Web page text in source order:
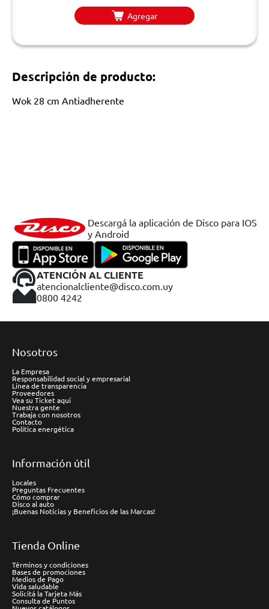
Agregar
Descripción de producto:
Wok 28 cm Antiadherente
Descargá la aplicación de Disco para IOS
y Android
ATENCIÓN AL CLIENTE
atencionalcliente@disco.com.uy
0800 4242
Nosotros
La Empresa
Responsabilidad social y empresarial
Línea de transparencia
Proveedores
Vea su Ticket aquí
Nuestra gente
Trabaja con nosotros
Contacto
Política energética
Información útil
Locales
Preguntas Frecuentes
Cómo comprar
Disco al auto
¡Buenas Noticias y Beneficios de las Marcas!
Tienda Online
Términos y condiciones
Bases de promociones
Medios de Pago
Vida saludable
Solicitá la Tarjeta Más
Consulta de Puntos